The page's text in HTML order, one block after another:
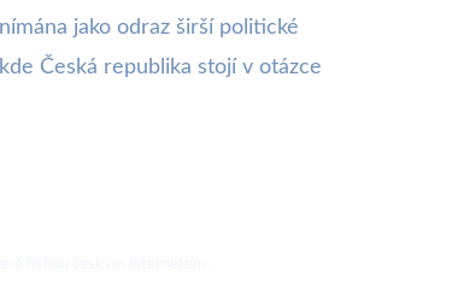
jako odraz širší politické
Česká republika stojí v otázce